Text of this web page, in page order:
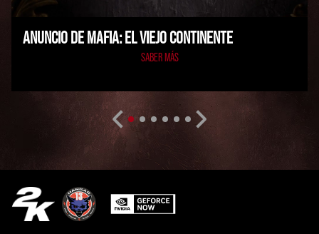
ANUNCIO DE MAFIA: EL VIEJO CONTINENTE
SABER MÁS